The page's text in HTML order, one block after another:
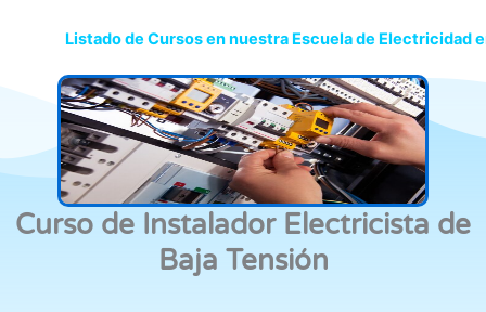
Listado de Cursos en nuestra Escuela de Electricidad
Curso de Instalador Electricista de
Baja Tensión